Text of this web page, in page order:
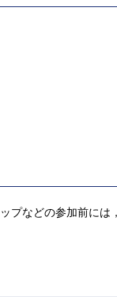
プなどの参加前に